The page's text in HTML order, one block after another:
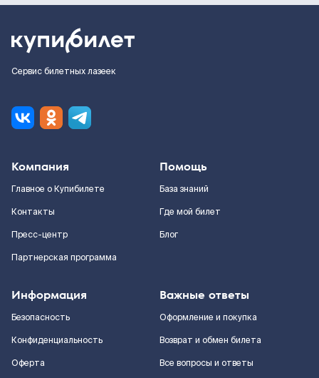
Сервис билетных лазеек
Компания
Главное о Купибилете
Контакты
Пресс-центр
Партнерская программа
Помощь
База знаний
Где мой билет
Блог
Информация
Безопасность
Конфиденциальность
Оферта
Важные ответы
Оформление и покупка
Возврат и обмен билета
Все вопросы и ответы